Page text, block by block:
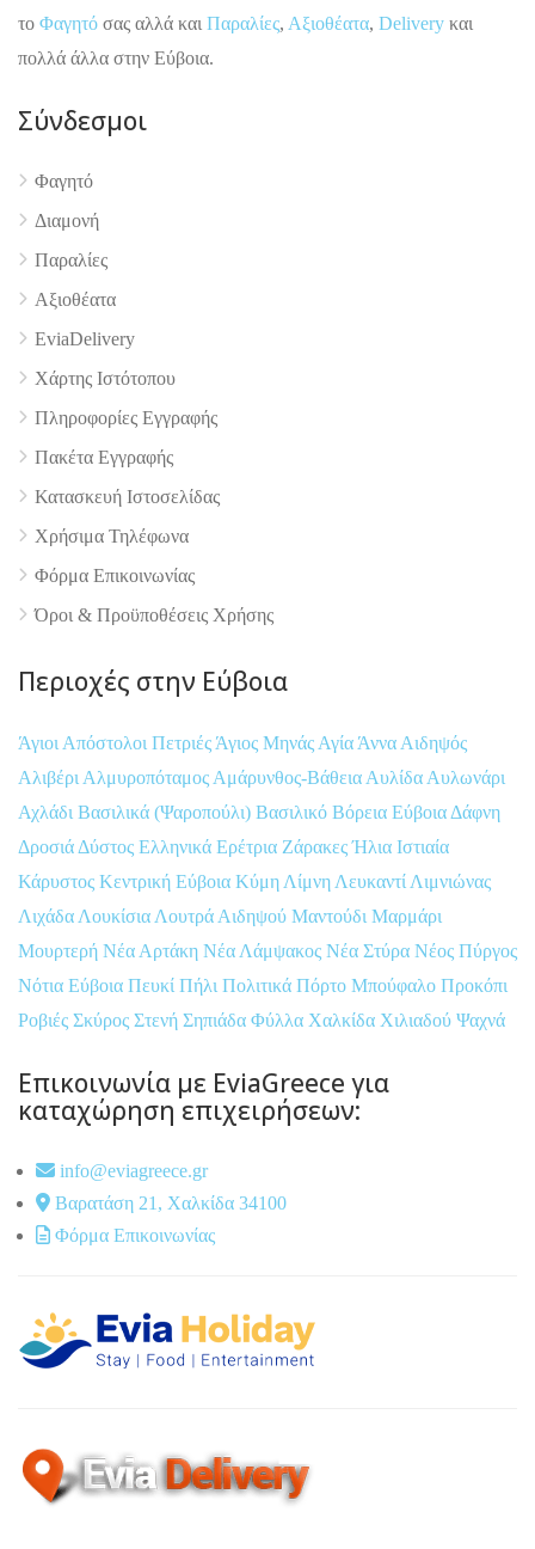
4.9
το Φαγητό σας αλλά και Παραλίες, Αξιοθέατα, Delivery και
πολλά άλλα στην Εύβοια.
Σύνδεσμοι
Φαγητό
Διαμονή
Παραλίες
Αξιοθέατα
EviaDelivery
Χάρτης Ιστότοπου
Πληροφορίες Εγγραφής
Πακέτα Εγγραφής
Κατασκευή Ιστοσελίδας
Χρήσιμα Τηλέφωνα
Φόρμα Επικοινωνίας
Όροι & Προϋποθέσεις Xρήσης
Περιοχές στην Εύβοια
Άγιοι Απόστολοι Πετριές Άγιος Μηνάς Αγία Άννα Αιδηψός
Αλιβέρι Αλμυροπόταμος Αμάρυνθος-Βάθεια Αυλίδα Αυλωνάρι
Αχλάδι Βασιλικά (Ψαροπούλι) Βασιλικό Βόρεια Εύβοια Δάφνη
Δροσιά Δύστος Ελληνικά Ερέτρια ΖάρακεςΉλια Ιστιαία
Κάρυστος Κεντρική Εύβοια Κύμη Λίμνη Λευκαντί Λιμνιώνας
Λιχάδα Λουκίσια Λουτρά Αιδηψού Μαντούδι Μαρμάρι
Μουρτερή Νέα Αρτάκη Νέα Λάμψακος Νέα Στύρα Νέος Πύργος
Νότια Εύβοια Πευκί Πήλι Πολιτικά Πόρτο Μπούφαλο Προκόπι
Ροβιές Σκύρος Στενή Σηπιάδα Φύλλα Χαλκίδα Χιλιαδού Ψαχνά
Επικοινωνία με EviaGreece για
καταχώρηση επιχειρήσεων:
info@eviagreece.gr
Βαρατάση 21, Χαλκίδα 34100
Φόρμα Επικοινωνίας